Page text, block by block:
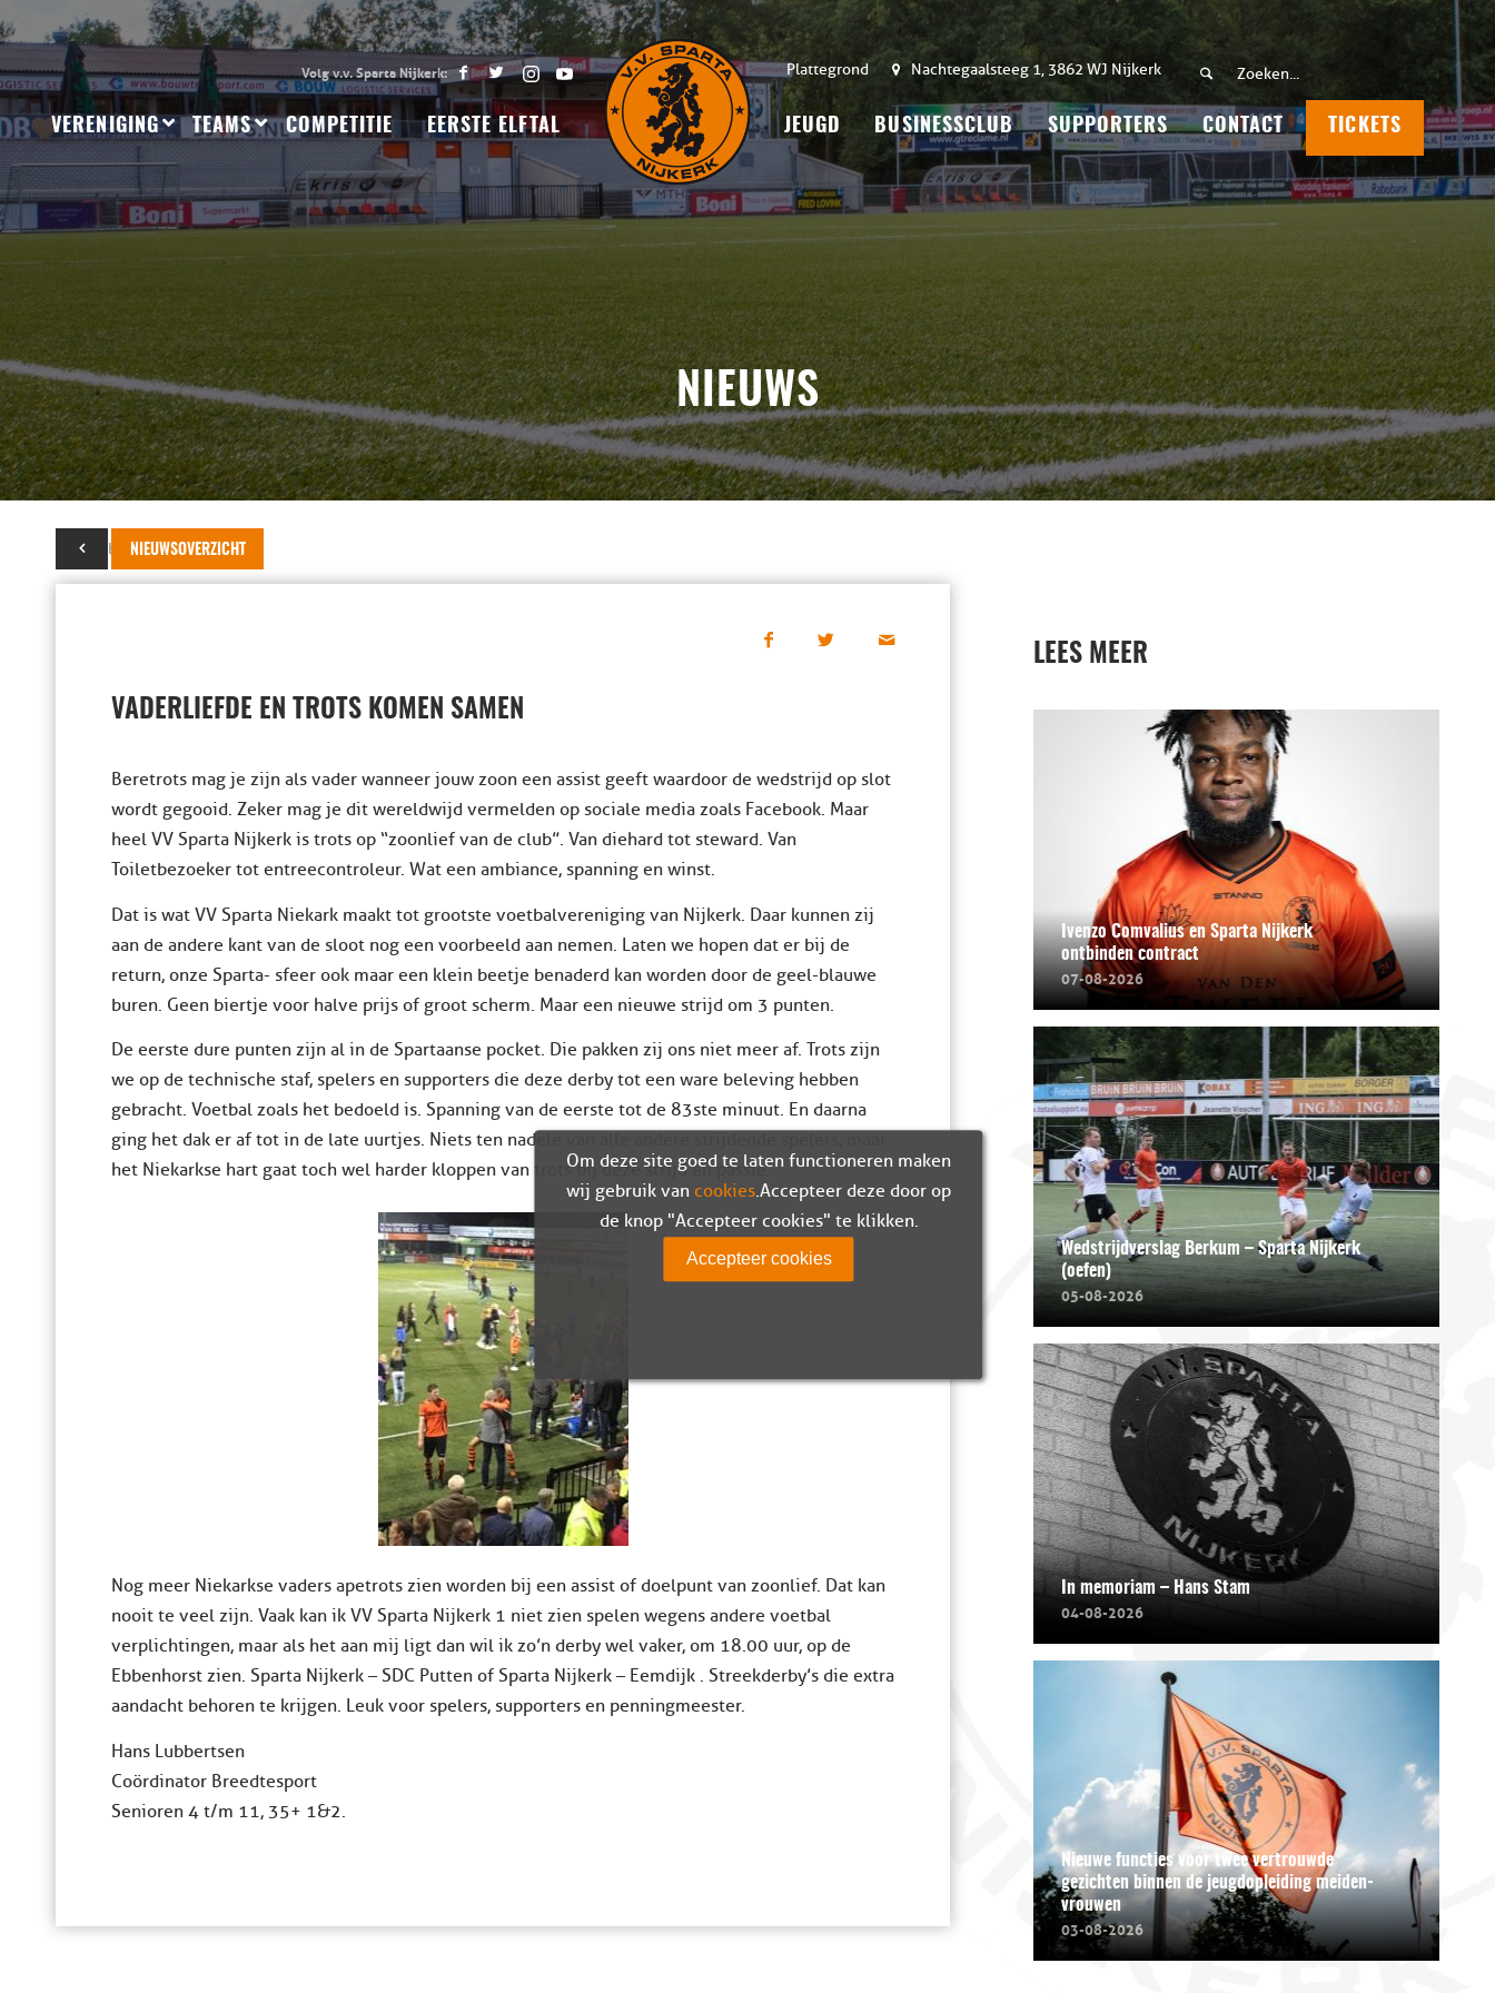
Plattegrond Nachtegaalsteeg 1, 3862 WJ Nijkerk
VERENIGING TEAMS COMPETITIE EERSTE ELFTAL JEUGD BUSINESSCLUB SUPPORTERS CONTACT TICKETS
NIEUWS
NIEUWSOVERZICHT
10 oktober 2016
VADERLIEFDE EN TROTS KOMEN SAMEN
Beretrots mag je zijn als vader wanneer jouw zoon een assist geeft waardoor de wedstrijd op slot
wordt gegooid. Zeker mag je dit wereldwijd vermelden op sociale media zoals Facebook. Maar
heel VV Sparta Nijkerk is trots op “zoonlief van de club”. Van diehard tot steward. Van
Toiletbezoeker tot entreecontroleur. Wat een ambiance, spanning en winst.
Dat is wat VV Sparta Niekark maakt tot grootste voetbalvereniging van Nijkerk. Daar kunnen zij
aan de andere kant van de sloot nog een voorbeeld aan nemen. Laten we hopen dat er bij de
return, onze Sparta- sfeer ook maar een klein beetje benaderd kan worden door de geel-blauwe
buren. Geen biertje voor halve prijs of groot scherm. Maar een nieuwe strijd om 3 punten.
De eerste dure punten zijn al in de Spartaanse pocket. Die pakken zij ons niet meer af. Trots zijn
we op de technische staf, spelers en supporters die deze derby tot een ware beleving hebben
gebracht. Voetbal zoals het bedoeld is. Spanning van de eerste tot de 83ste minuut. En daarna
ging het dak er af tot in de late uurtjes. Niets ten nadele van alle andere strijdende spelers, maar
het Niekarkse hart gaat toch wel harder kloppen van trots bij deze strijd en passie.
Nog meer Niekarkse vaders apetrots zien worden bij een assist of doelpunt van zoonlief. Dat kan
nooit te veel zijn. Vaak kan ik VV Sparta Nijkerk 1 niet zien spelen wegens andere voetbal
verplichtingen, maar als het aan mij ligt dan wil ik zo’n derby wel vaker, om 18.00 uur, op de
Ebbenhorst zien. Sparta Nijkerk – SDC Putten of Sparta Nijkerk – Eemdijk . Streekderby’s die extra
aandacht behoren te krijgen. Leuk voor spelers, supporters en penningmeester.
Hans Lubbertsen
Coördinator Breedtesport
Senioren 4 t/m 11, 35+ 1&2.
LEES MEER
Ivenzo Comvalius en Sparta Nijkerk
ontbinden contract
07-08-2026
Wedstrijdverslag Berkum – Sparta Nijkerk
(oefen)
05-08-2026
In memoriam – Hans Stam
04-08-2026
Nieuwe functies voor twee vertrouwde
gezichten binnen de jeugdopleiding meiden-
vrouwen
03-08-2026
Om deze site goed te laten functioneren maken
wij gebruik van cookies. Accepteer deze door op
de knop "Accepteer cookies" te klikken.
Accepteer cookies